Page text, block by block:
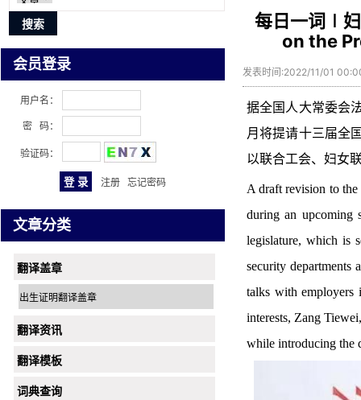
会员登录
用户名：
密 码：
验证码：
注册 忘记密码
文章分类
翻译盖章
出生证明翻译盖章
翻译资讯
翻译模板
词典查询
每日一词∣
on the
发表时间:2022/11/01
据全国人大常委会
月将提请十三届全
以联合工会、妇女
A draft revision to
during an upcoming
legislature, which is
security departments
talks with employers
interests, Zang
while introducing the